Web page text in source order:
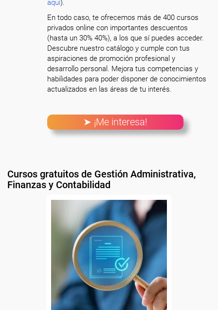
aquí).
En todo caso, te ofrecemos más de 400 cursos
privados online con importantes descuentos
(hasta un 30% 40%), a los que sí puedes acceder.
Descubre nuestro catálogo y cumple con tus
aspiraciones de promoción profesional y
desarrollo personal. Mejora tus competencias y
habilidades para poder disponer de conocimientos
actualizados en las áreas de tu interés.
➤ ¡Me interesa!
Cursos gratuitos de Gestión Administrativa,
Finanzas y Contabilidad